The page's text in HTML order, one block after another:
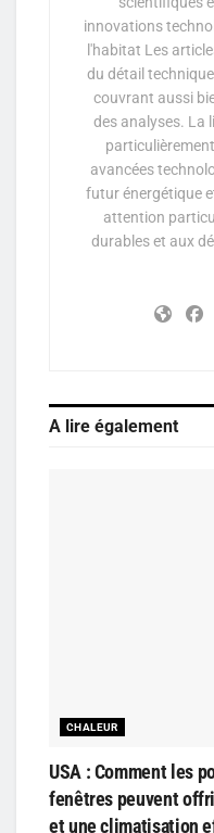
innovations
l'habitat Les
du détail
couvrant aussi
des analyses. La
avancées
futur énergétique
attention
durables et aux
A lire également
CHALEUR
USA : Comment les
fenêtres peuvent
et une climatisation